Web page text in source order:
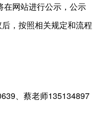
网站进行公示，公示
，按照相关规定和流程
、蔡老师135134897